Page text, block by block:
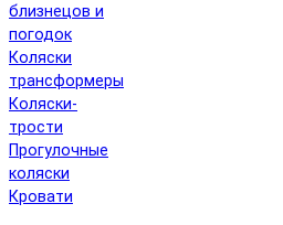
близнецов и
погодок
Коляски
трансформеры
Коляски-
трости
Прогулочные
коляски
Кровати